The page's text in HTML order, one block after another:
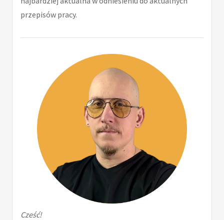
przepisów pracy.
Cześć!